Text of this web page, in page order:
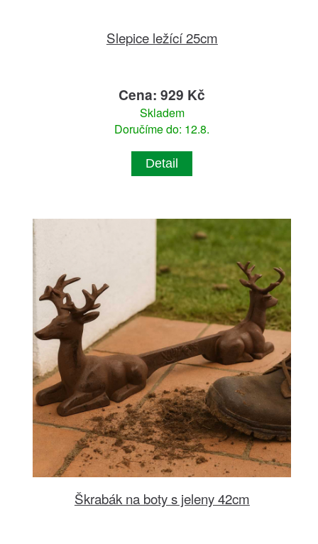
Slepice ležící 25cm
Cena: 929 Kč
Skladem
Doručíme do: 12.8.
Detail
Škrabák na boty s jeleny 42cm